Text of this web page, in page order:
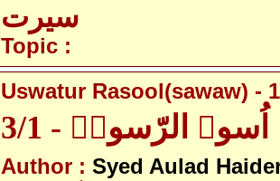
سیرت
Topic :
Uswatur Rasool(sawaw) -
اُسوۃ الرّسولؐ - 3/1
Author : Syed Aulad